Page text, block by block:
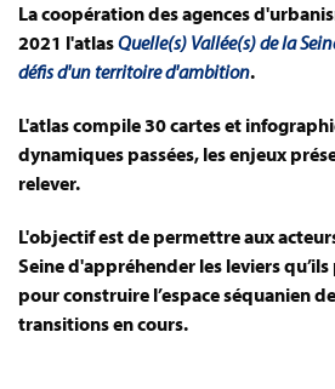
La coopération des agences
2021 l'atlasQuelle(s) Vallée(s) de la
défis d'un territoire d'ambition.
L'atlas compile 30 cartes et
dynamiques passées, les enjeux
relever.
L'objectif est de permettre aux
Seine d'appréhender les leviers
pour construire l’espace séquanien
transitions en cours.